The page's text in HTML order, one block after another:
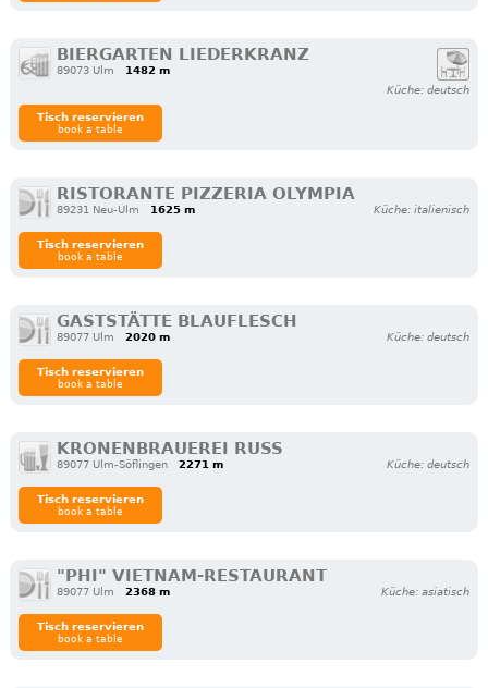
BIERGARTEN LIEDERKRANZ
89073 Ulm
1482 m
Küche: deutsch
Tisch reservieren
book a table
RISTORANTE PIZZERIA OLYMPIA
89231 Neu-Ulm 1625 m Küche: italienisch
Tisch reservieren
book a table
GASTSTÄTTE BLAUFLESCH
89077 Ulm 2020 m Küche: deutsch
Tisch reservieren
book a table
KRONENBRAUEREI RUSS
89077 Ulm-Söflingen 2271 m Küche: deutsch
Tisch reservieren
book a table
"PHI" VIETNAM-RESTAURANT
89077 Ulm 2368 m Küche: asiatisch
Tisch reservieren
book a table